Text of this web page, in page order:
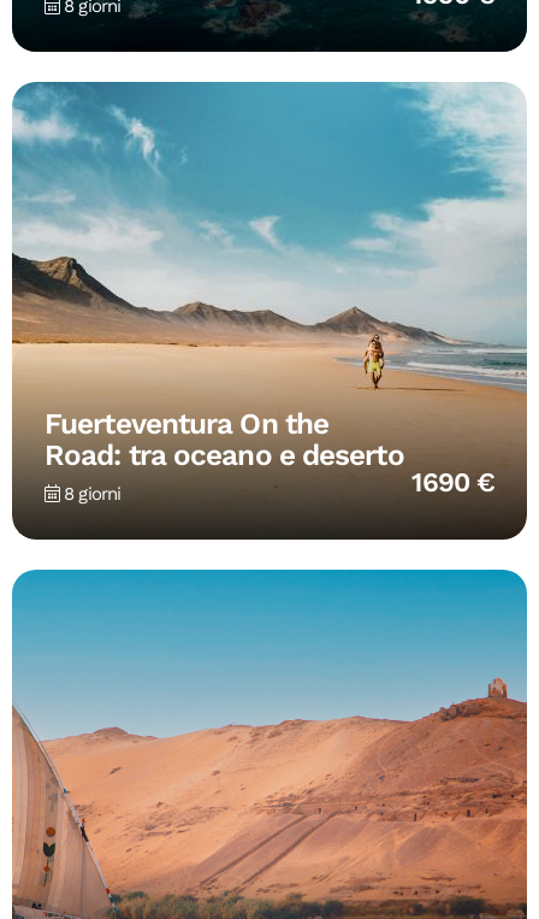
8 giorni
Fuerteventura On the
Road: tra oceano e deserto
8 giorni 1690 €